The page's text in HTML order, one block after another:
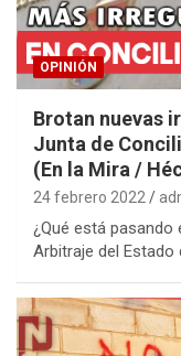
OPINIÓN
Brotan nuevas
Junta de
(En la Mira /
24 febrero 2022
¿Qué está pasando
Arbitraje del Estado